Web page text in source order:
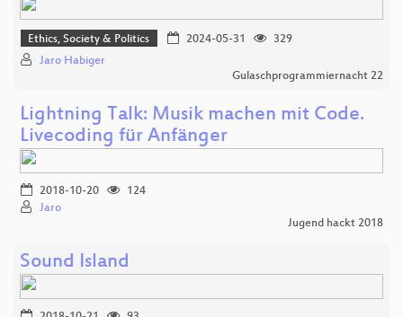
Ethics, Society & Politics 2024-05-31
329
Jaro Habiger
Gulaschprogrammiernacht 22
Lightning Talk: Musik machen mit Code.
Livecoding für Anfänger
2018-10-20
124
Jaro
Jugend hackt 2018
Sound Island